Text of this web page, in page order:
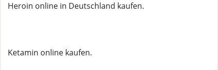
Heroin online in Deutschland kaufen.
Ketamin online kaufen.